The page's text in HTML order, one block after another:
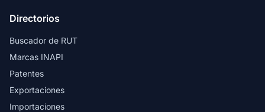
Directorios
Buscador de RUT
Marcas INAPI
Patentes
Exportaciones
Importaciones